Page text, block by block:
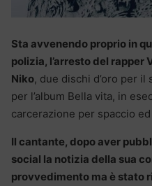
Sta avvenendo proprio in
polizia, l’arresto del rapper
Niko, due dischi d’oro per
per l’album Bella vita, in
carcerazione per spaccio
Il cantante, dopo aver
social la notizia della sua
provvedimento ma è stato